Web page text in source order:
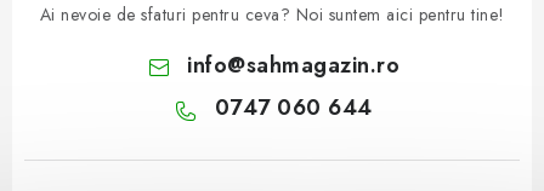
Ai nevoie de sfaturi pentru ceva? Noi suntem aici pentru tine!
info@sahmagazin.ro
0747 060 644